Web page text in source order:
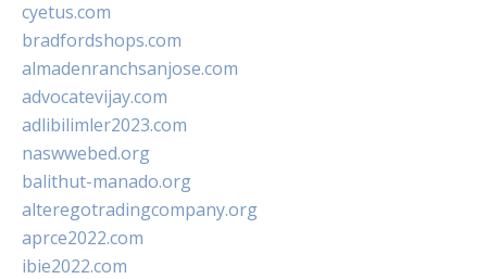
cyetus.com
bradfordshops.com
almadenranchsanjose.com
advocatevijay.com
adlibilimler2023.com
naswwebed.org
balithut-manado.org
alteregotradingcompany.org
aprce2022.com
ibie2022.com